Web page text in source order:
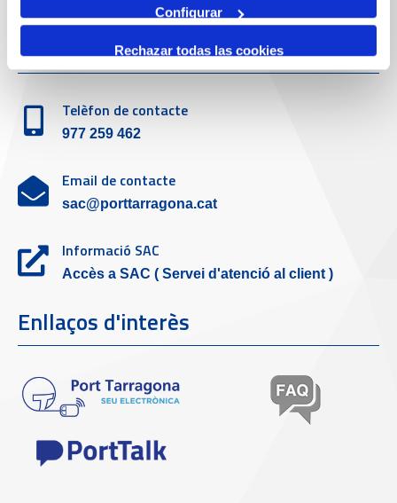
Configurar
Rechazar todas las cookies
Servei d'atenció al client
Telèfon de contacte
977 259 462
Email de contacte
sac@porttarragona.cat
Informació SAC
Accès a SAC ( Servei d'atenció al client )
Enllaços d'interès